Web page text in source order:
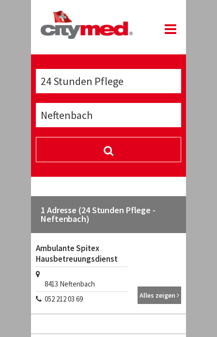
1 Adresse (24 Stunden Pflege -
Neftenbach)
Ambulante Spitex
Hausbetreuungsdienst
8413 Neftenbach
052 212 03 69
Alles zeigen